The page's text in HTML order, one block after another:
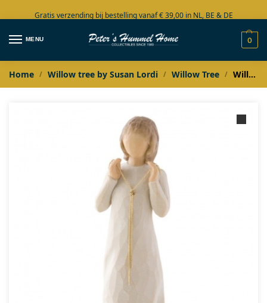
Gratis verzending bij bestelling vanaf € 39,00 in NL, BE & DE
Grote collectie in voorraad
MENU 0
Home / Willow tree by Susan Lordi / Willow Tree / Willow Tree Friendship-Caring: Truly Golden